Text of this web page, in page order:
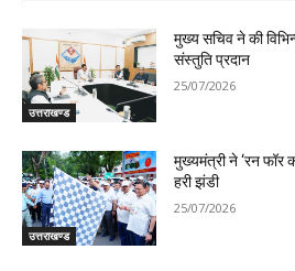
उत्तराखण्ड
मुख्य सचिव ने की
संस्तुति प्रदान
25/07/2026
उत्तराखण्ड
मुख्यमंत्री ने ‘रन फॉर
हरी झंडी
25/07/2026